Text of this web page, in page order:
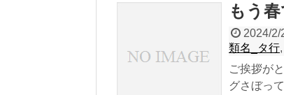
もう
2024/2/
類名_タ行,
ご挨拶が
グさぼっ